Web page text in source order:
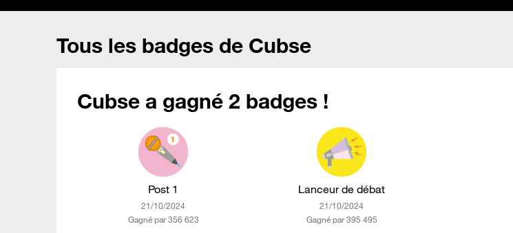
Tous les badges de Cubse
Cubse a gagné 2 badges !
Post 1
‎21/10/2024
Gagné par 356 623
Lanceur de débat
‎21/10/2024
Gagné par 395 495